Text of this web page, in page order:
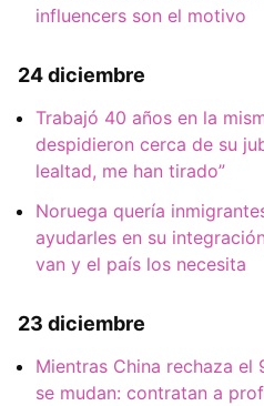
influencers son el motivo
24 diciembre
Trabajó 40 años en la
despidieron cerca de su
lealtad, me han tirado”
Noruega quería
ayudarles en su
van y el país los necesita
23 diciembre
Mientras China rechaza el
se mudan: contratan a